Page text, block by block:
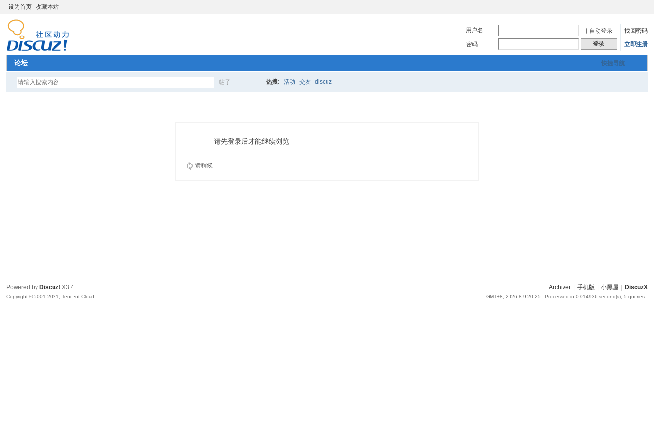
设为首页 收藏本站
用户名 自动登录
找回密码
密码
登录 立即注册
快捷导航
论坛
帖子
索
热搜: 活动 交友 discuz
请先登录后才能继续浏览
请稍候...
Archiver 手机版 小黑屋 DiscuzX
GMT+8, 2026-8-9 20:25 , Processed in 0.014936 second(s), 5 queries .
Powered by Discuz! X3.4
Copyright © 2001-2021, Tencent Cloud.